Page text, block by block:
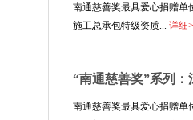
南通慈善奖最具爱心捐赠
施工总承包特级资质... 详细>
“南通慈善奖”系列
南通慈善奖最具爱心捐赠